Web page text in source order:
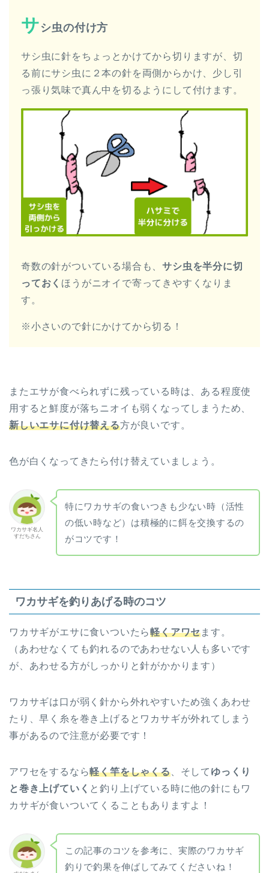
サ シ虫の付け方
サシ虫に針をちょっとかけてから切りますが、切
る前にサシ虫に２本の針を両側からかけ、少し引
っ張り気味で真ん中を切るようにして付けます。
奇数の針がついている場合も、サシ虫を半分に切
っておく ほうがニオイで寄ってきやすくなりま
す。
※小さいので針にかけてから切る！
またエサが食べられずに残っている時は、ある程度使
用すると鮮度が落ちニオイも弱くなってしまうため、
新しいエサに付け替える方が良いです。
色が白くなってきたら付け替えていましょう。
ワカサギ名人
すだちさん
特にワカサギの食いつきも少ない時（活性
の低い時など）は積極的に餌を交換するの
がコツです！
ワカサギを釣りあげる時のコツ
ワカサギがエサに食いついたら軽くアワセます。
（あわせなくても釣れるのであわせない人も多いです
が、あわせる方がしっかりと針がかかります）
ワカサギは口が弱く針から外れやすいため強くあわせ
たり、早く糸を巻き上げるとワカサギが外れてしまう
事があるので注意が必要です！
アワセをするなら軽く竿をしゃくる、そして ゆっくり
と巻き上げていく と釣り上げている時に他の針にもワ
カサギが食いついてくることもありますよ！
この記事のコツを参考に、実際のワカサギ
釣りで釣果を伸ばしてみてくださいね！